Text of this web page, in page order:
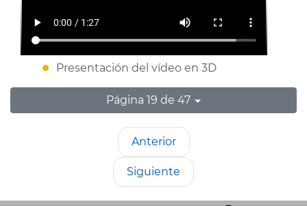
Presentación del vídeo en 3D
Página 19 de 47
Anterior
Siguiente